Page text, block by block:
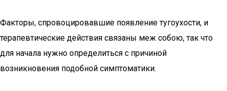
Факторы, спровоцировавшие появление тугоухости, и
терапевтические действия связаны меж собою, так что
для начала нужно определиться с причиной
возникновения подобной симптоматики.